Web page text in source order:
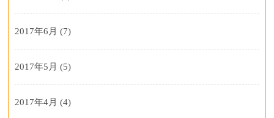
2017年6月 (7)
2017年5月 (5)
2017年4月 (4)